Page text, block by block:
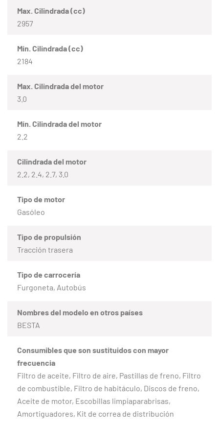
Max. Cilindrada (cc)
2957
Mín. Cilindrada (cc)
2184
Max. Cilindrada del motor
3.0
Mín. Cilindrada del motor
2.2
Cilindrada del motor
2.2, 2.4, 2.7, 3.0
Tipo de motor
Gasóleo
Tipo de propulsión
Tracción trasera
Tipo de carrocería
Furgoneta, Autobús
Nombres del modelo en otros países
BESTA
Consumibles que son sustituidos con mayor
frecuencia
Filtro de aceite, Filtro de aire, Pastillas de freno, Filtro
de combustible, Filtro de habitáculo, Discos de freno,
Aceite de motor, Escobillas limpiaparabrisas,
Amortiguadores, Kit de correa de distribución